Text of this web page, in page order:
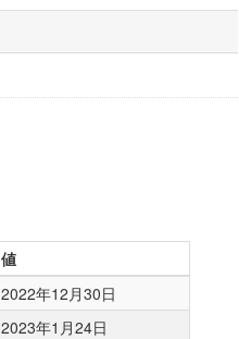
値
2022年12月30日
2023年1月24日